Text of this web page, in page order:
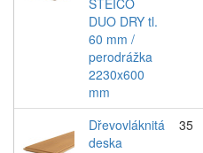
STEICO
DUO DRY tl.
60 mm /
perodrážka
2230x600
mm
Dřevovláknitá
deska
35